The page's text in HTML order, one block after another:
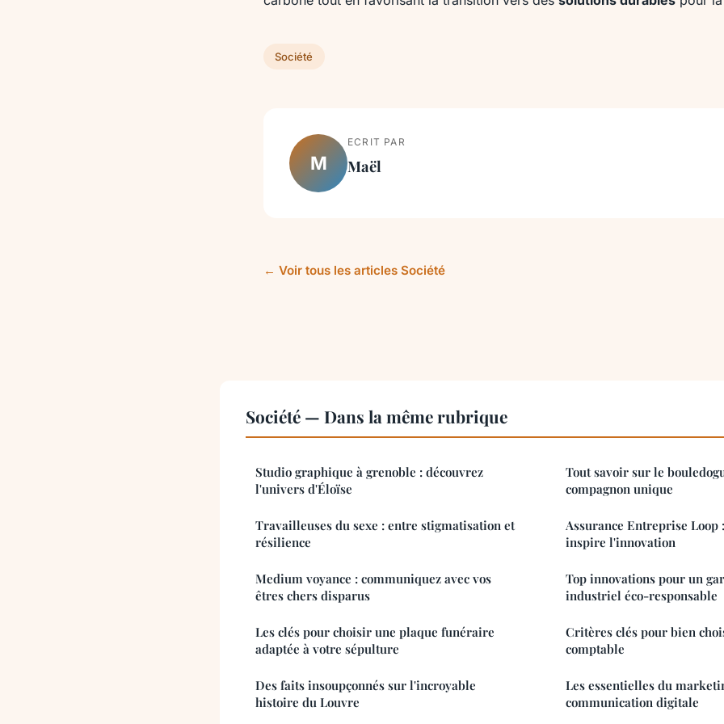
Société
M
ECRIT PAR
Maël
← Voir tous les articles Société
Société — Dans la même rubrique
Studio graphique à grenoble : découvrez
l'univers d'Éloïse
Travailleuses du sexe : entre stigmatisation et
résilience
Medium voyance : communiquez avec vos
êtres chers disparus
Les clés pour choisir une plaque funéraire
adaptée à votre sépulture
Des faits insoupçonnés sur l'incroyable
histoire du Louvre
Tout savoir sur le
compagnon unique
Assurance Entreprise Loop
inspire l'innovation
Top innovations pour un
industriel éco-responsable
Critères clés pour bien
comptable
Les essentielles du
communication digitale